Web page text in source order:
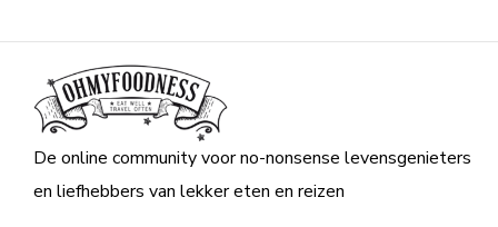
De online community voor no-nonsense levensgenieters
en liefhebbers van lekker eten en reizen